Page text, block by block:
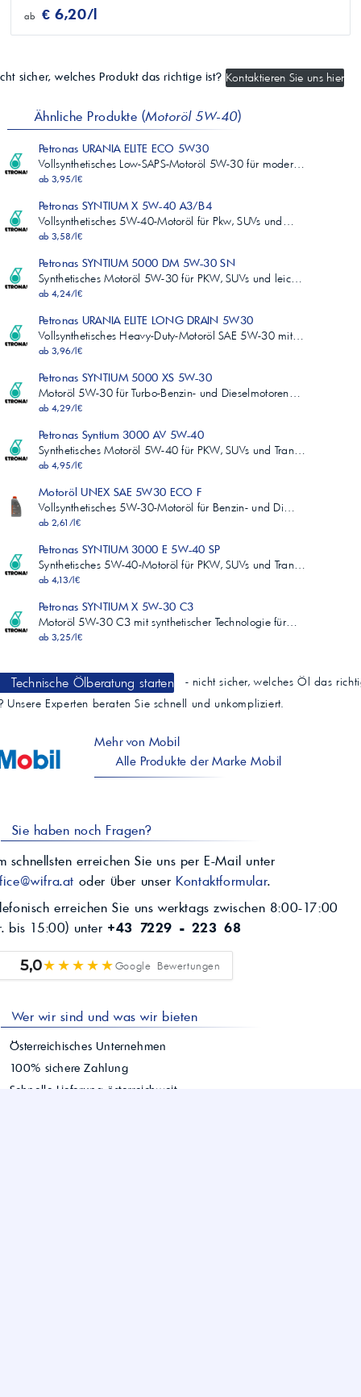
ab € 6,20/l
sicher, welches Produkt das richtige ist? Kontaktieren Sie uns hier
Ähnliche Produkte (Motoröl 5W-40)
Petronas URANIA ELITE ECO 5W30
Vollsynthetisches Low-SAPS-Motoröl 5W-30 für moder…
ab 3,95/l€
Petronas SYNTIUM X 5W-40 A3/B4
Vollsynthetisches 5W-40-Motoröl für Pkw, SUVs und…
ab 3,58/l€
Petronas SYNTIUM 5000 DM 5W-30 SN
Synthetisches Motoröl 5W-30 für PKW, SUVs und leic…
ab 4,24/l€
Petronas URANIA ELITE LONG DRAIN 5W30
Vollsynthetisches Heavy-Duty-Motoröl SAE 5W-30 mit…
ab 3,96/l€
Petronas SYNTIUM 5000 XS 5W-30
Motoröl 5W-30 für Turbo-Benzin- und Dieselmotoren…
ab 4,29/l€
Petronas Syntium 3000 AV 5W-40
Synthetisches Motoröl 5W-40 für PKW, SUVs und Tran…
ab 4,95/l€
Motoröl UNEX SAE 5W30 ECO F
Vollsynthetisches 5W-30-Motoröl für Benzin- und Di…
ab 2,61/l€
Petronas SYNTIUM 3000 E 5W-40 SP
Synthetisches 5W-40-Motoröl für PKW, SUVs und Tran…
ab 4,13/l€
Petronas SYNTIUM X 5W-30 C3
Motoröl 5W-30 C3 mit synthetischer Technologie für…
ab 3,25/l€
Technische Ölberatung starten
- nicht sicher, welches Öl das
Unsere Experten beraten Sie schnell und unkompliziert.
Mehr von Mobil
Alle Produkte der Marke Mobil
Sie haben noch Fragen?
schnellsten erreichen Sie uns per E-Mail unter
oder über unser Kontaktformular.
erreichen Sie uns werktags zwischen 8:00-17:00
bis 15:00) unter +43 7229 - 223 68
5,0★★★★★Google Bewertungen
Wer wir sind und was wir bieten
Österreichisches Unternehmen
100% sichere Zahlung
Schnelle Lieferung österreichweit